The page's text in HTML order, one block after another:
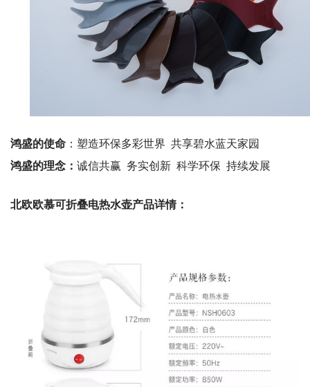
鸿盛的使命 ：塑造环保多彩世界 共享碧水蓝天家园
鸿盛的理念： 诚信共赢 务实创新 科学环保 持续发展
北欧欧慕可折叠电热水壶产品详情：